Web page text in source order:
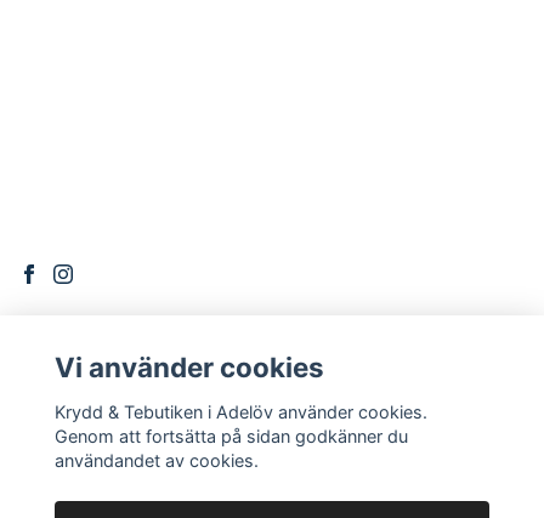
DITT KONTO
Logga in
Vi använder cookies
Krydd & Tebutiken i Adelöv använder cookies.
Genom att fortsätta på sidan godkänner du
användandet av cookies.